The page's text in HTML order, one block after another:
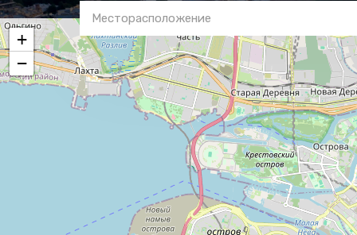
Месторасположение
+
−